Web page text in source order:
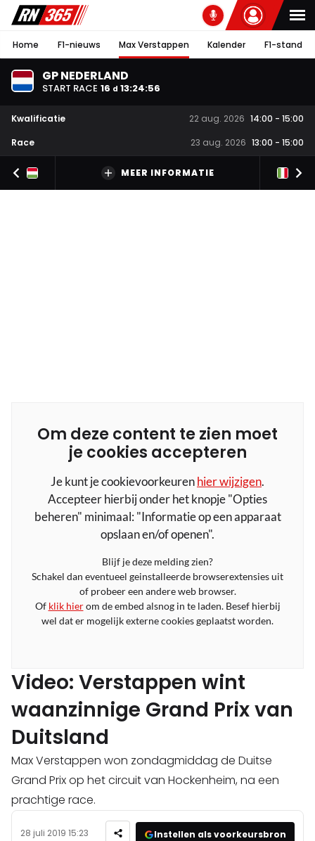
Home F1-nieuws Max Verstappen Kalender F1-stand
GP NEDERLAND
START RACE 16 d 13:24:55
Kwalificatie 22 aug. 2026 14:00 - 15:00
Race
23 aug. 2026 13:00 - 15:00
MEER INFORMATIE
Om deze content te zien moet
je cookies accepteren
Je kunt je cookievoorkeurenhier wijzigen.
Accepteer hierbij onder het knopje "Opties
beheren" minimaal: "Informatie op een apparaat
opslaan en/of openen".
Blijf je deze melding zien?
Schakel dan eventueel geinstalleerde browserextensies uit
of probeer een andere web browser.
Of klik hierom de embed alsnog in te laden. Besef hierbij
wel dat er mogelijk externe cookies geplaatst worden.
Video: Verstappen wint
waanzinnige Grand Prix van
Duitsland
Max Verstappen won zondagmiddag de Duitse
Grand Prix op het circuit van Hockenheim, na een
prachtige race.
28 juli 2019 15:23 Instellen als voorkeursbron